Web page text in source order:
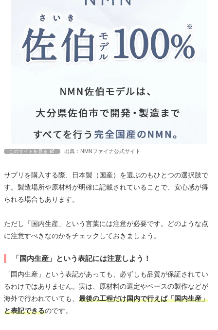
このサイトを見る 出典：NMNファイナ公式サイト
サプリを購入する際、日本製（国産）を選ぶのもひとつの選択肢で
す。製造場所や原材料が明確に記載されていることで、安心感が得
られる場合もあります。
ただし「国内生産」という言葉には注意が必要です。どのような点
に注意すべきなのかをチェックしておきましょう。
「国内生産」という表記には注意しよう！
「国内生産」という表記があっても、必ずしも品質が保証されてい
るわけではありません。実は、原材料の選定やベースの製作などが
海外で行われていても、 最後の工程だけ国内で行えば「国内生産」
と表記できるのです。